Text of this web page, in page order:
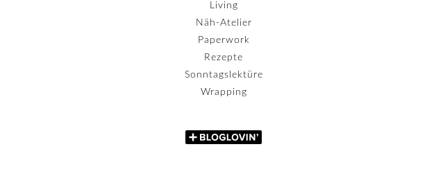
Living
Näh-Atelier
Paperwork
Rezepte
Sonntagslektüre
Wrapping